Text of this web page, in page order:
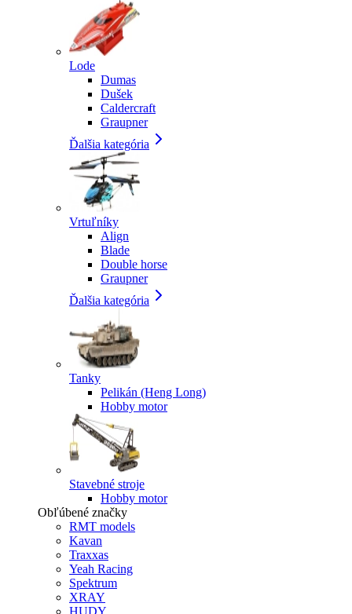
Lode
Dumas
Dušek
Caldercraft
Graupner
Ďalšia kategória
Vrtuľníky
Align
Blade
Double horse
Graupner
Ďalšia kategória
Tanky
Pelikán (Heng Long)
Hobby motor
Stavebné stroje
Hobby motor
Obľúbené značky
RMT models
Kavan
Traxxas
Yeah Racing
Spektrum
XRAY
HUDY